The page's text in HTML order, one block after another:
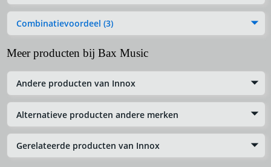
Combinatievoordeel (3)
Meer producten bij Bax Music
Andere producten van Innox
Alternatieve producten andere merken
Gerelateerde producten van Innox